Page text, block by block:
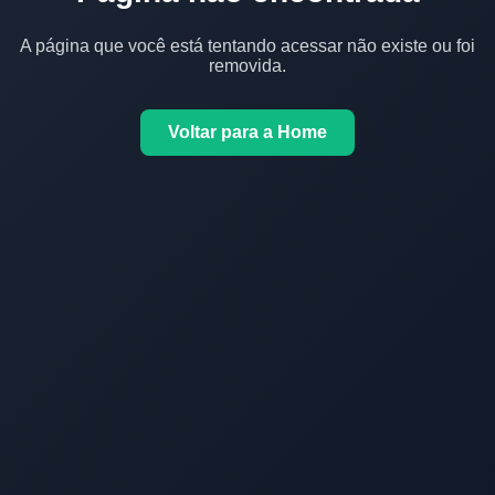
A página que você está tentando acessar não existe ou foi
removida.
Voltar para a Home